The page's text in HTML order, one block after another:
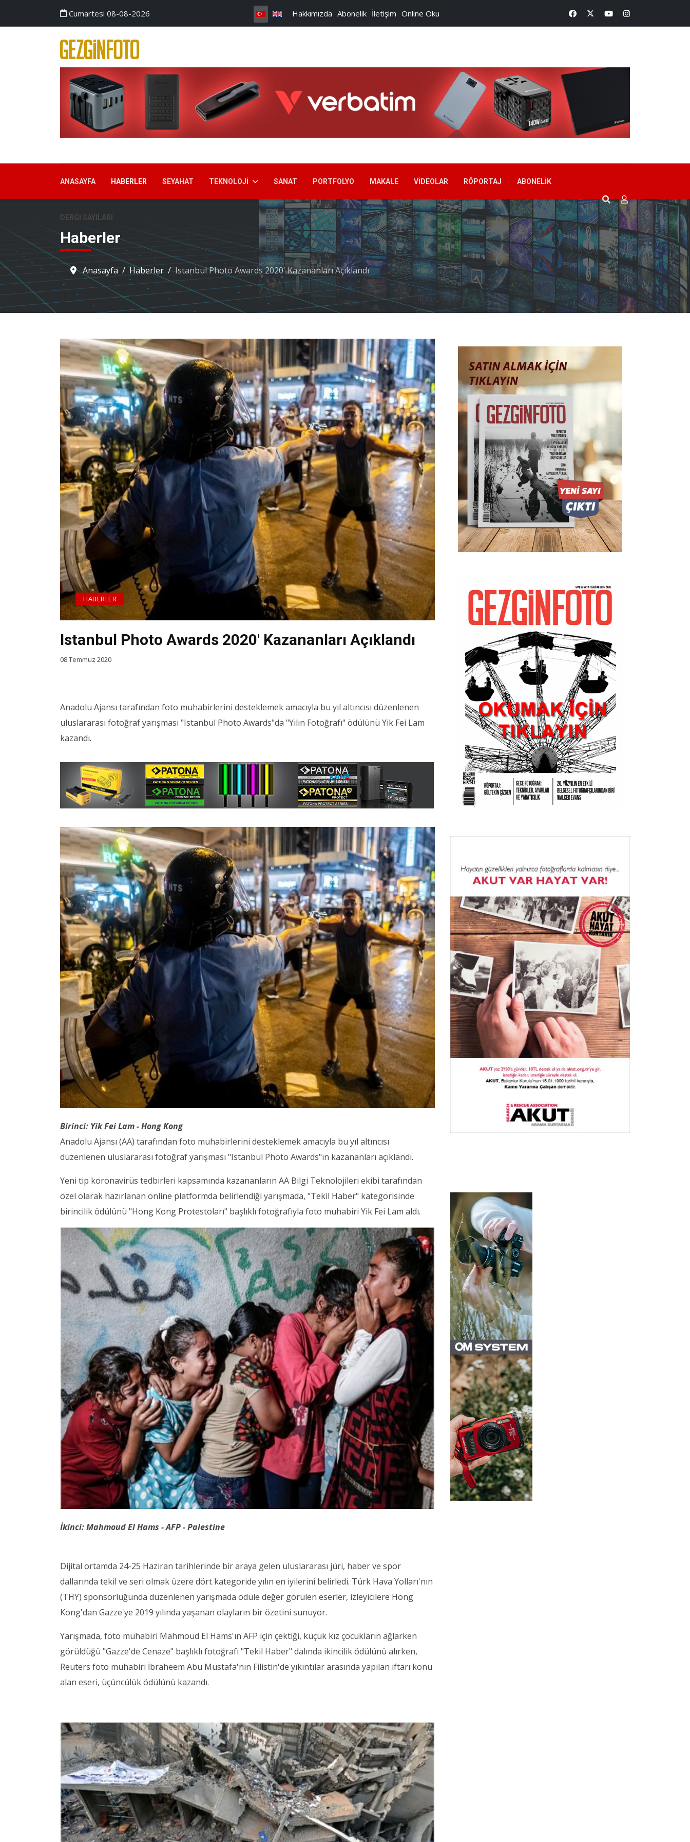
Cumartesi 08-08-2026 Hakkımızda Abonelik İletişim Online Oku
ANASAYFA HABERLER SEYAHAT TEKNOLOJI SANAT PORTFOLYO MAKALE VIDEOLAR RÖPORTAJ ABONELIK
DERGI SAYILARI
Haberler
Anasayfa Haberler Istanbul Photo Awards 2020' Kazananları Açıklandı
Istanbul Photo Awards 2020' Kazananları Açıklandı
HABERLER
08 Temmuz 2020
Anadolu Ajansı tarafından foto muhabirlerini desteklemek amacıyla bu yıl altıncısı düzenlenen
uluslararası fotoğraf yarışması "Istanbul Photo Awards"da "Yılın Fotoğrafı" ödülünü Yik Fei Lam
kazandı.
Birinci: Yik Fei Lam - Hong Kong
Anadolu Ajansı (AA) tarafından foto muhabirlerini desteklemek amacıyla bu yıl altıncısı
düzenlenen uluslararası fotoğraf yarışması "Istanbul Photo Awards"ın kazananları açıklandı.
Yeni tip koronavirüs tedbirleri kapsamında kazananların AA Bilgi Teknolojileri ekibi tarafından
özel olarak hazırlanan online platformda belirlendiği yarışmada, "Tekil Haber" kategorisinde
birincilik ödülünü "Hong Kong Protestoları" başlıklı fotoğrafıyla foto muhabiri Yik Fei Lam aldı.
İkinci: Mahmoud El Hams - AFP - Palestine
Dijital ortamda 24-25 Haziran tarihlerinde bir araya gelen uluslararası jüri, haber ve spor
dallarında tekil ve seri olmak üzere dört kategoride yılın en iyilerini belirledi. Türk Hava Yolları'nın
(THY) sponsorluğunda düzenlenen yarışmada ödüle değer görülen eserler, izleyicilere Hong
Kong'dan Gazze'ye 2019 yılında yaşanan olayların bir özetini sunuyor.
Yarışmada, foto muhabiri Mahmoud El Hams'ın AFP için çektiği, küçük kız çocukların ağlarken
görüldüğü "Gazze'de Cenaze" başlıklı fotoğrafı "Tekil Haber" dalında ikincilik ödülünü alırken,
Reuters foto muhabiri İbraheem Abu Mustafa'nın Filistin'de yıkıntılar arasında yapılan iftarı konu
alan eseri, üçüncülük ödülünü kazandı.